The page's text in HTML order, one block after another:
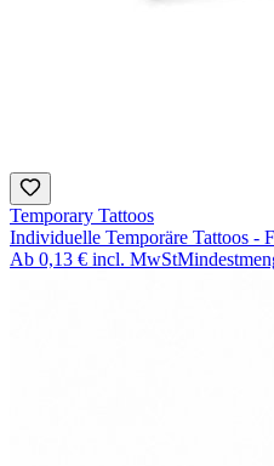
Temporary Tattoos
Individuelle Temporäre Tattoos -
Ab 0,13 € incl. MwSt